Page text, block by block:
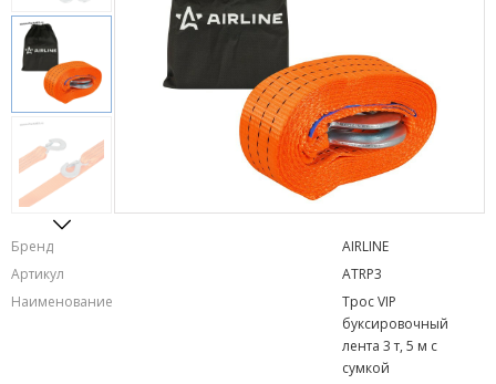
Бренд
AIRLINE
Артикул
ATRP3
Наименование
Трос VIP
буксировочный
лента 3 т, 5 м с
сумкой